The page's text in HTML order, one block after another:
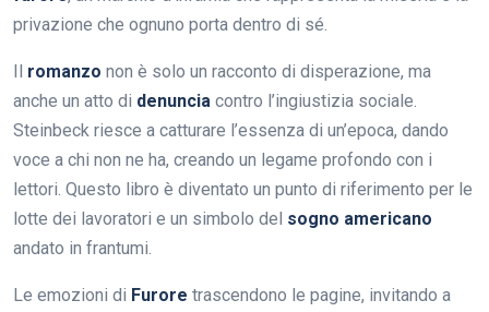
privazione che ognuno porta dentro di sé.
Il romanzo non è solo un racconto di disperazione, ma
anche un atto di denuncia contro l’ingiustizia sociale.
Steinbeck riesce a catturare l’essenza di un’epoca, dando
voce a chi non ne ha, creando un legame profondo con i
lettori. Questo libro è diventato un punto di riferimento per le
lotte dei lavoratori e un simbolo del sogno americano
andato in frantumi.
Le emozioni di Furore trascendono le pagine, invitando a